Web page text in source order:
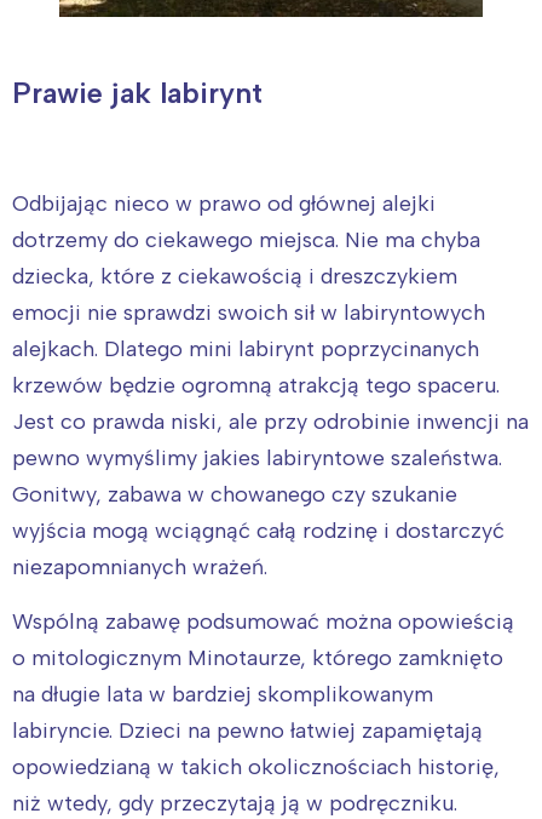
Prawie jak labirynt
Odbijając nieco w prawo od głównej alejki
dotrzemy do ciekawego miejsca. Nie ma chyba
dziecka, które z ciekawością i dreszczykiem
emocji nie sprawdzi swoich sił w labiryntowych
alejkach. Dlatego mini labirynt poprzycinanych
krzewów będzie ogromną atrakcją tego spaceru.
Jest co prawda niski, ale przy odrobinie inwencji na
pewno wymyślimy jakies labiryntowe szaleństwa.
Gonitwy, zabawa w chowanego czy szukanie
wyjścia mogą wciągnąć całą rodzinę i dostarczyć
niezapomnianych wrażeń.
Wspólną zabawę podsumować można opowieścią
o mitologicznym Minotaurze, którego zamknięto
na długie lata w bardziej skomplikowanym
labiryncie. Dzieci na pewno łatwiej zapamiętają
opowiedzianą w takich okolicznościach historię,
niż wtedy, gdy przeczytają ją w podręczniku.